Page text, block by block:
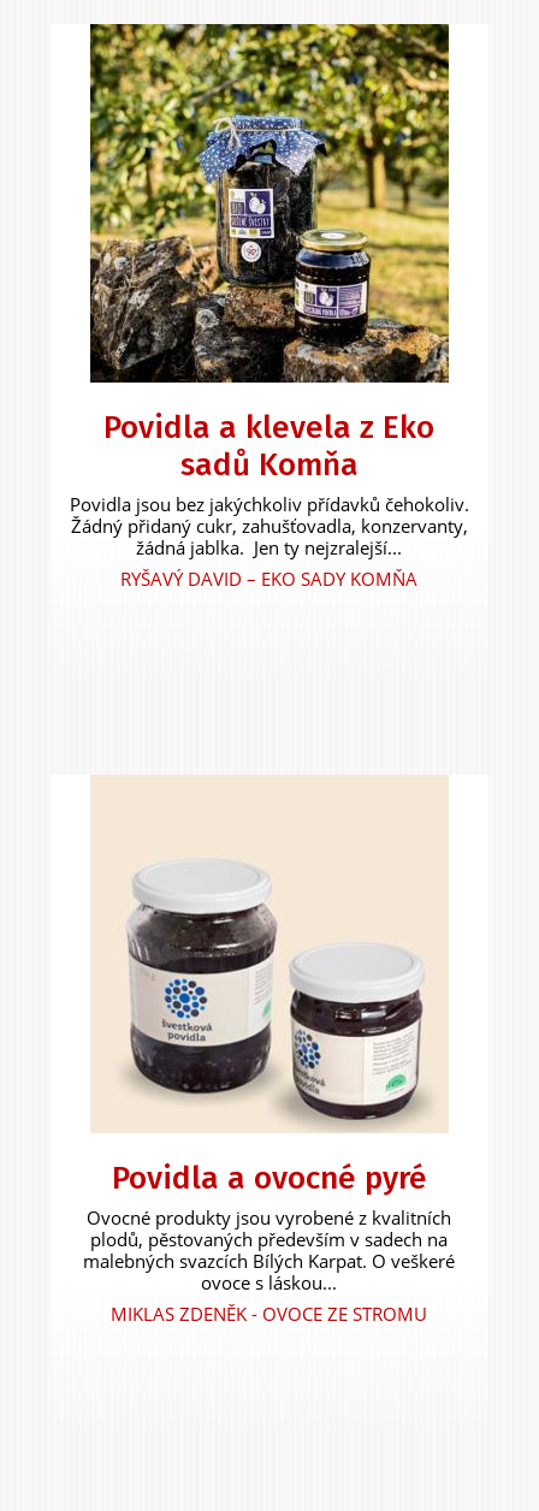
Povidla a klevela z Eko
sadů Komňa
Povidla jsou bez jakýchkoliv přídavků čehokoliv.
Žádný přidaný cukr, zahušťovadla, konzervanty,
žádná jablka. Jen ty nejzralejší...
RYŠAVÝ DAVID – EKO SADY KOMŇA
Povidla a ovocné pyré
Ovocné produkty jsou vyrobené z kvalitních
plodů, pěstovaných především v sadech na
malebných svazcích Bílých Karpat. O veškeré
ovoce s láskou...
MIKLAS ZDENĚK - OVOCE ZE STROMU